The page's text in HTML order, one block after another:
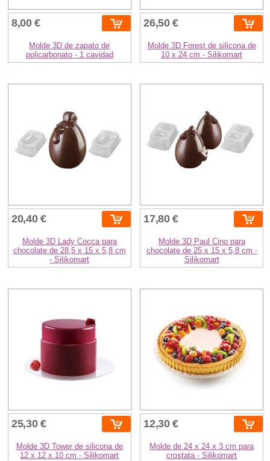
8,00 €
Molde 3D de zapato de
policarbonato - 1 cavidad
26,50 €
Molde 3D Forest de silicona de
10 x 24 cm - Silikomart
20,40 €
Molde 3D Lady Cocca para
chocolate de 28,5 x 15 x 5,8 cm
- Silikomart
17,80 €
Molde 3D Paul Cino para
chocolate de 25 x 15 x 5,8 cm -
Silikomart
25,30 €
Molde 3D Tower de silicona de
12 x 12 x 10 cm - Silikomart
12,30 €
Molde de 24 x 24 x 3 cm para
crostata - Silikomart